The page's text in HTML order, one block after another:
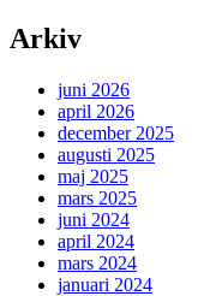
Arkiv
juni 2026
april 2026
december 2025
augusti 2025
maj 2025
mars 2025
juni 2024
april 2024
mars 2024
januari 2024